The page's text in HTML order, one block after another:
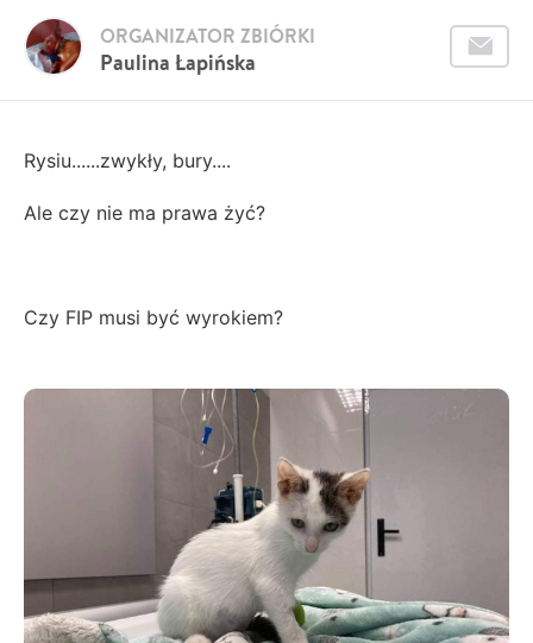
Paulina Łapińska
ORGANIZATOR ZBIÓRKI
Rysiu......zwykły, bury....
Ale czy nie ma prawa żyć?
Czy FIP musi być wyrokiem?